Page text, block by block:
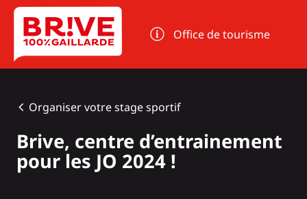
Panneau de gestion des cookies
Office de tourisme
Organiser votre stage sportif
Brive, centre d’entrainement
pour les JO 2024 !